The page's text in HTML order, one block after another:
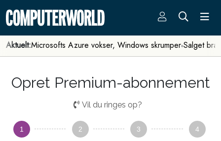
Aktuelt:Microsofts Azure vokser, Windows skrumper Salget
Opret Premium-abonnement
Vil du ringes op?
1 2 3 4